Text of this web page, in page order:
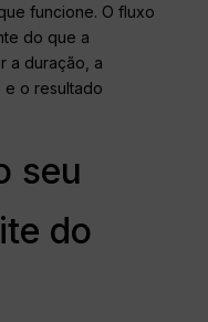
funcione. O fluxo
do que a
a duração, a
e o resultado
seu
do